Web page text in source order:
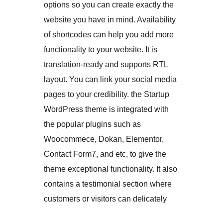
options so you can create exactly the
website you have in mind. Availability
of shortcodes can help you add more
functionality to your website. It is
translation-ready and supports RTL
layout. You can link your social media
pages to your credibility. the Startup
WordPress theme is integrated with
the popular plugins such as
Woocommece, Dokan, Elementor,
Contact Form7, and etc, to give the
theme exceptional functionality. It also
contains a testimonial section where
customers or visitors can delicately